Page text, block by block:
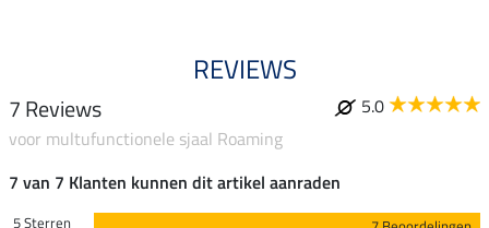
REVIEWS
7 Reviews
5.0
voor multufunctionele sjaal Roaming
7 van 7 Klanten kunnen dit artikel aanraden
5 Sterren